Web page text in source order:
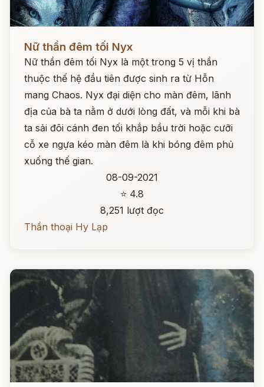
Nữ thần đêm tối Nyx
Nữ thần đêm tối Nyx là một trong 5 vị thần
thuộc thế hệ đầu tiên được sinh ra từ Hỗn
mang Chaos. Nyx đại diện cho màn đêm, lãnh
địa của bà ta nằm ở dưới lòng đất, và mỗi khi bà
ta sải đôi cánh đen tối khắp bầu trời hoặc cưỡi
cỗ xe ngựa kéo màn đêm là khi bóng đêm phủ
xuống thế gian.
08-09-2021
⭐ 4.8
8,251 lượt đọc
Thần thoại Hy Lạp